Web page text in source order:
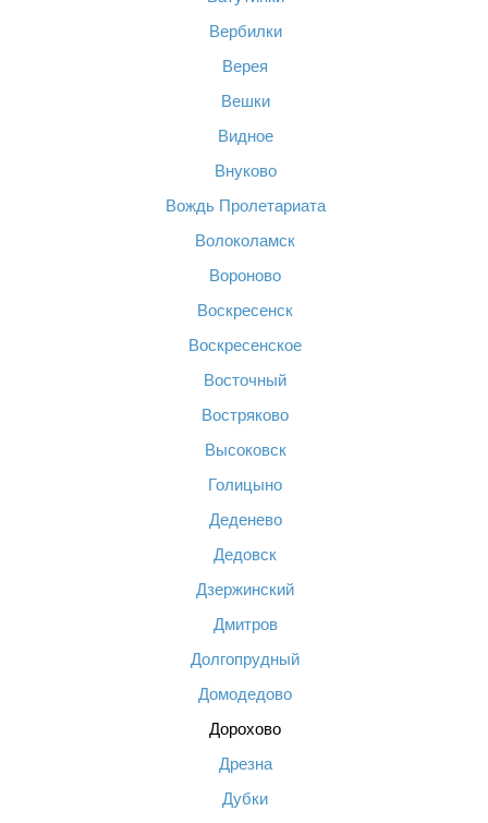
Вербилки
Верея
Вешки
Видное
Внуково
Вождь Пролетариата
Волоколамск
Вороново
Воскресенск
Воскресенское
Восточный
Востряково
Высоковск
Голицыно
Деденево
Дедовск
Дзержинский
Дмитров
Долгопрудный
Домодедово
Дорохово
Дрезна
Дубки